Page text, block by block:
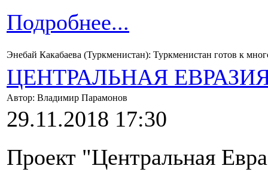
Подробнее...
Энебай Какабаева (Туркменистан): Туркменистан готов к
ЦЕНТРАЛЬНАЯ
Автор: Владимир Парамонов
29.11.2018 17:30
Проект "Центральная